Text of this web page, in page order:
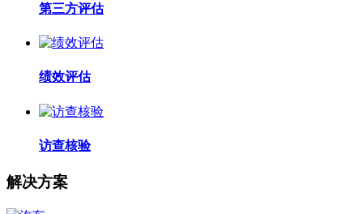
第三方评估
绩效评估
访查核验
解决方案